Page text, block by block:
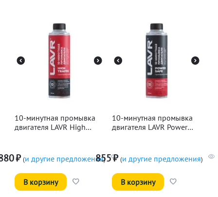
10-минутная промывка
двигателя LAVR High
₽ (и другие предложения)
В корзину
10-минутная промывка
двигателя LAVR Power
855₽ (и другие предложения)
В корзину